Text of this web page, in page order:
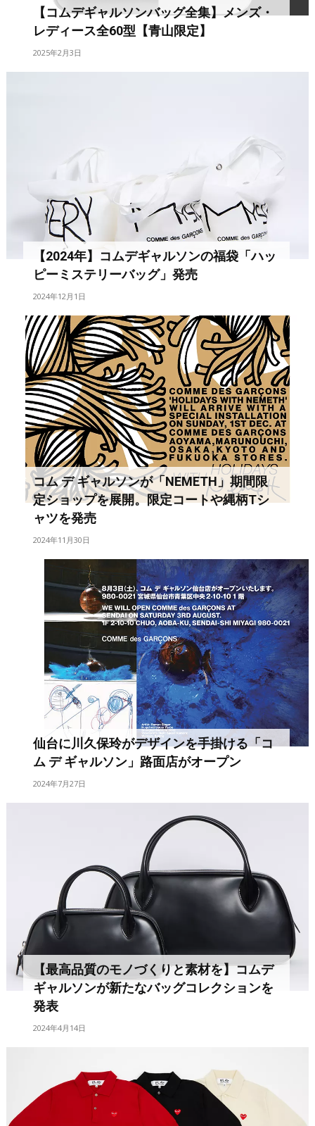
【コムデギャルソンバッグ全集】メンズ・
レディース全60型【青山限定】
2025年2月3日
【2024年】コムデギャルソンの福袋「ハッ
ピーミステリーバッグ」発売
2024年12月1日
コム デ ギャルソンが「NEMETH」期間限
定ショップを展開。限定コートや縄柄Tシ
ャツを発売
2024年11月30日
仙台に川久保玲がデザインを手掛ける「コ
ム デ ギャルソン」路面店がオープン
2024年7月27日
【最高品質のモノづくりと素材を】コムデ
ギャルソンが新たなバッグコレクションを
発表
2024年4月14日